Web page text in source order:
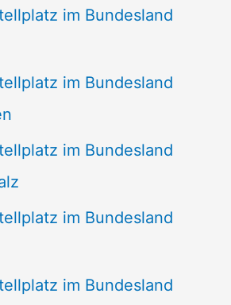
im Bundesland
im Bundesland
im Bundesland
im Bundesland
im Bundesland